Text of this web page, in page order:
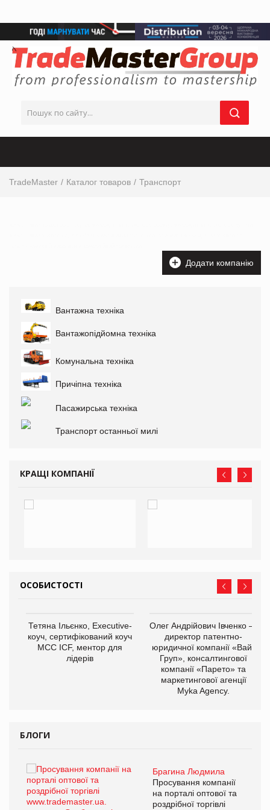
TradeMaster Каталог товаров Транспорт
Додати компанію
Вантажна техніка
Вантажопідйомна техніка
Комунальна техніка
Причіпна техніка
Пасажирська техніка
Транспорт останньої милі
КРАЩІ КОМПАНІЇ
ОСОБИСТОСТІ
Тетяна Ільєнко, Executive-
коуч, сертифікований коуч
МСС ICF, ментор для
лідерів
Олег Андрійович Івченко —
директор патентно-
юридичної компанії «Вайз
Груп», консалтингової
компанії «Парето» та
маркетингової агенції
Myka Agency.
БЛОГИ
Брагина Людмила
Просування компанії
на порталі оптової та
роздрібної торгівлі